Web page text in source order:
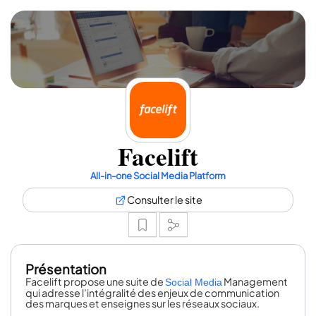
Facelift
All-in-one Social Media Platform
Consulter le site
Présentation
Facelift propose une suite deSocial Media Management
qui adresse l’intégralité des enjeux de communication
des marques et enseignes sur les réseaux sociaux.